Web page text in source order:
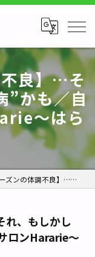
不良】…そ
”かも／自
〜はら
れ、もしかして“気象病”かも／自律神経調整サロンHararie〜はらりえ〜
れ、もしかし
ロンHararie〜